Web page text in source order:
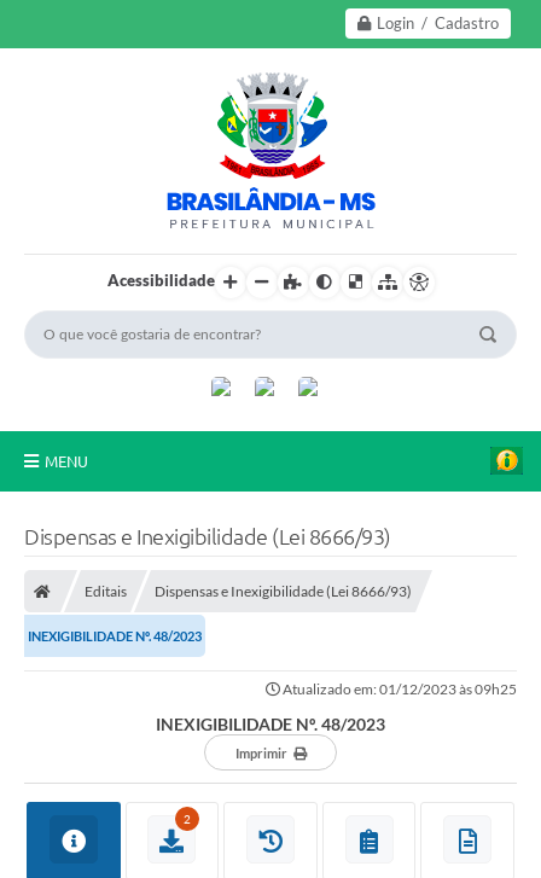
Login / Cadastro
Acessibilidade
MENU
Legislação
Transparência
e-SIC
Tributação
Dispensas e Inexigibilidade (Lei 8666/93)
Editais Dispensas e Inexigibilidade (Lei 8666/93)
INEXIGIBILIDADE Nº. 48/2023
Atualizado em: 01/12/2023 às 09h25
INEXIGIBILIDADE Nº. 48/2023
Imprimir
2